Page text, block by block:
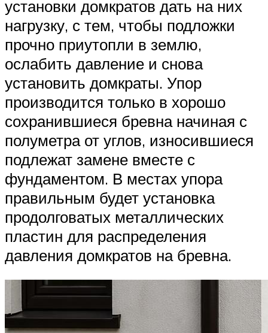
установки домкратов дать на них
нагрузку, с тем, чтобы подложки
прочно приутопли в землю,
ослабить давление и снова
установить домкраты. Упор
производится только в хорошо
сохранившиеся бревна начиная с
полуметра от углов, износившиеся
подлежат замене вместе с
фундаментом. В местах упора
правильным будет установка
продолговатых металлических
пластин для распределения
давления домкратов на бревна.